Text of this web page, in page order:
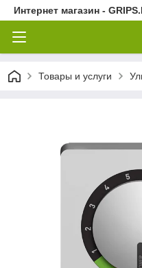
Интернет магазин -
Товары и услуги